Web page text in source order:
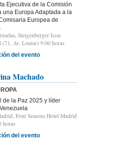
Ejecutiva de la Comisión
una Europa Adaptada a la
Europea de
Steigenberger Icon
(71, Av. Louise) 9:00 horas
del evento
Machado
de la Paz 2025 y líder
Four Seasons Hotel Madrid
horas
del evento